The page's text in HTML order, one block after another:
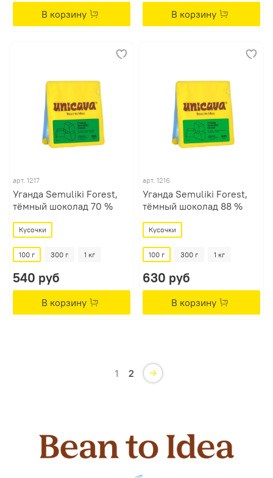
В корзину В корзину
арт. 1217
Уганда Semuliki Forest,
тёмный шоколад 70 %
Кусочки
100 г 300 г 1 кг
540 руб
В корзину
арт. 1216
Уганда Semuliki Forest,
тёмный шоколад 88 %
Кусочки
100 г 300 г 1 кг
630 руб
В корзину
1 2